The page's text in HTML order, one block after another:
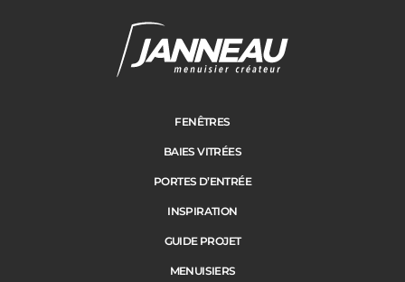
FENÊTRES
BAIES VITRÉES
PORTES D’ENTRÉE
INSPIRATION
GUIDE PROJET
MENUISIERS